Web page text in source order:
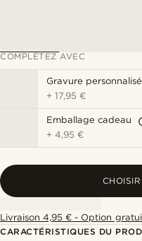
COMPLÉTEZ AVEC
Gravure
+17,95 €
Emballage cadeau
+4,95 €
Livraison 4,95 € - Option
CARACTÉRISTIQUES DU